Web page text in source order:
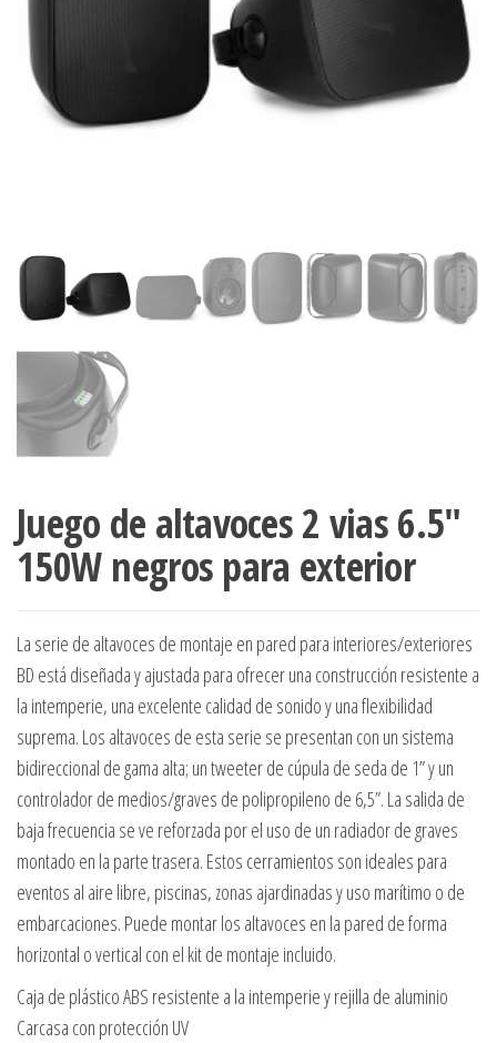
Juego de altavoces 2 vias 6.5″
150W negros para exterior
La serie de altavoces de montaje en pared para interiores/exteriores
BD está diseñada y ajustada para ofrecer una construcción resistente a
la intemperie, una excelente calidad de sonido y una flexibilidad
suprema. Los altavoces de esta serie se presentan con un sistema
bidireccional de gama alta; un tweeter de cúpula de seda de 1” y un
controlador de medios/graves de polipropileno de 6,5”. La salida de
baja frecuencia se ve reforzada por el uso de un radiador de graves
montado en la parte trasera. Estos cerramientos son ideales para
eventos al aire libre, piscinas, zonas ajardinadas y uso marítimo o de
embarcaciones. Puede montar los altavoces en la pared de forma
horizontal o vertical con el kit de montaje incluido.
Caja de plástico ABS resistente a la intemperie y rejilla de aluminio
Carcasa con protección UV